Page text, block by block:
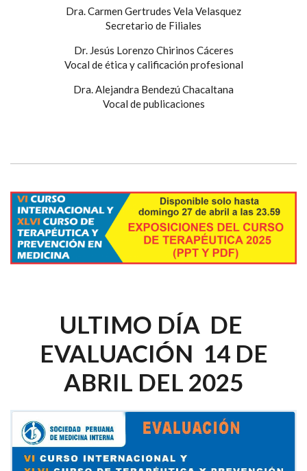
Dra. Carmen Gertrudes Vela Velasquez
Secretario de Filiales
Dr. Jesús Lorenzo Chirinos Cáceres
Vocal de ética y calificación profesional
Dra. Alejandra Bendezú Chacaltana
Vocal de publicaciones
ULTIMO DÍA DE
EVALUACIÓN 14 DE
ABRIL DEL 2025